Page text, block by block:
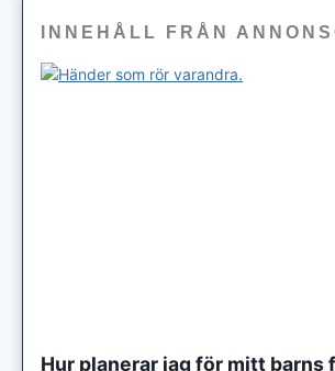
INNEHÅLL FRÅN
Hur planerar jag för mitt barns